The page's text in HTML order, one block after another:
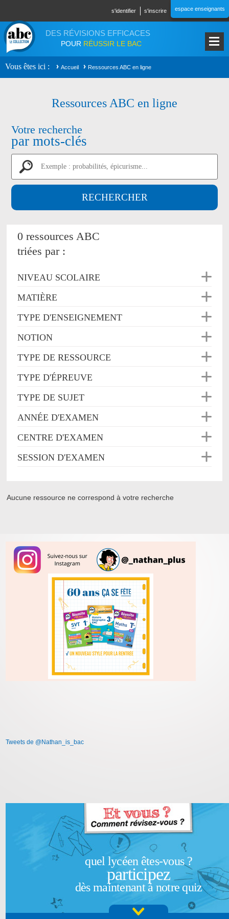
s'identifier s'inscrire espace enseignants
DES RÉVISIONS EFFICACES
POUR RÉUSSIR LE BAC
Vous êtes ici Accueil Ressources ABC en ligne
Ressources ABC en ligne
Votre recherche
par mots-clés
0 ressources ABC
triées par :
NIVEAU SCOLAIRE
MATIÈRE
TYPE D'ENSEIGNEMENT
NOTION
TYPE DE RESSOURCE
TYPE D'ÉPREUVE
TYPE DE SUJET
ANNÉE D'EXAMEN
CENTRE D'EXAMEN
SESSION D'EXAMEN
Aucune ressource ne correspond à votre recherche
Tweets de @Nathan_is_bac
quel lycéen êtes-vous ?
participez
dès maintenant à notre quiz